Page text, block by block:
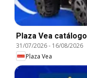
Plaza Vea catálogo
31/07/2026- 16/08/2026
Plaza Vea